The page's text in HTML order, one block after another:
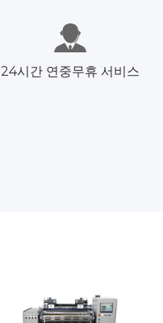
24시간 연중무휴 서비스